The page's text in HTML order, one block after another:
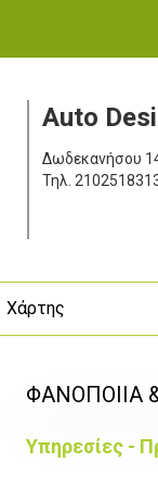
Auto
Δωδεκανήσου
Τηλ.
Χάρτης
ΦΑΝΟΠΟΙΙΑ
Υπηρεσίες -